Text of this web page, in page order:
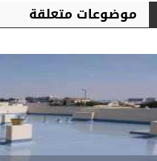
موضوعات متعلقة